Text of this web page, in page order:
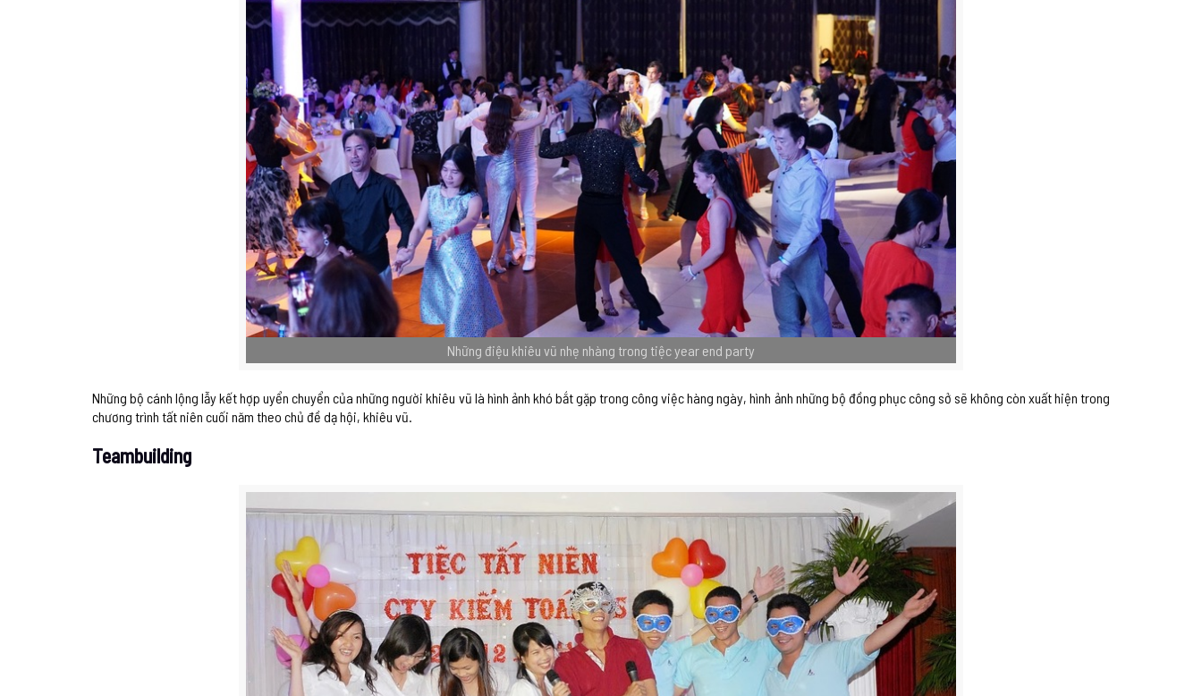
Những điệu khiêu vũ nhẹ nhàng trong tiệc year end party
Những bộ cánh lộng lẫy kết hợp uyển chuyển của những người khiêu vũ là hình ảnh khó bắt gặp trong công việc hàng ngày, hình ảnh những bộ đồng phục công sở sẽ không còn xuất hiện trong
chương trình tất niên cuối năm theo chủ đề dạ hội, khiêu vũ.
Teambuilding